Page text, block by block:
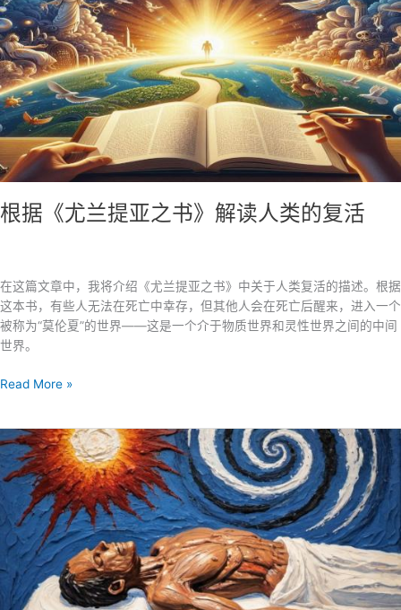
亚
书》，
人
死
后
的
生
活
与
印
度
教
回
和
因
果
应
相
比
较
根据《尤兰提亚之书》解读人类的复活
在这篇文章中，我将介绍《尤兰提亚之书》中关于人类复活的描述。根据
这本书，有些人无法在死亡中幸存，但其他人会在死亡后醒来，进入一个
被称为“莫伦夏”的世界——这是一个介于物质世界和灵性世界之间的中间
世界。
根
兰
亚
书》
读
Read More »